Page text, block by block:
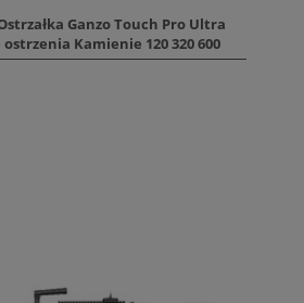
Ostrzałka Ganzo Touch Pro Ultra
Kamienie 120 320 600